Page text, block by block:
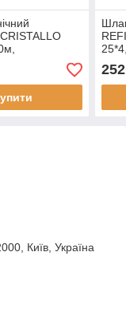
252
Київ, Україна